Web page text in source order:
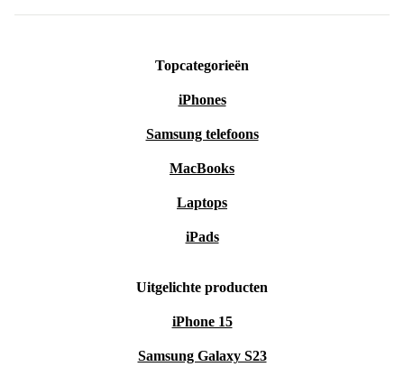
Topcategorieën
iPhones
Samsung telefoons
MacBooks
Laptops
iPads
Uitgelichte producten
iPhone 15
Samsung Galaxy S23